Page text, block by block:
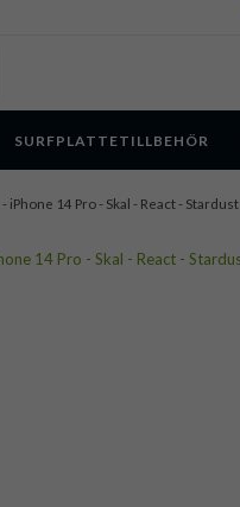
SURFPLATTETILLBEHÖR
- iPhone 14 Pro - Skal - React - Stardust